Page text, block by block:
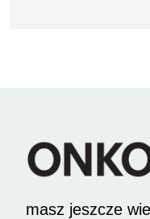
masz jeszcze